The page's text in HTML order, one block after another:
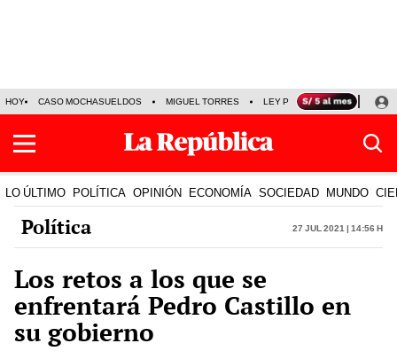
HOY CASO MOCHASUELDOS MIGUEL TORRES LEY PULPÍN PRECIO DEL
LO ÚLTIMO POLÍTICA OPINIÓN ECONOMÍA SOCIEDAD MUNDO
Política 27 Jul 2021 | 14:56 h
Los retos a los que se
enfrentará Pedro Castillo en
su gobierno